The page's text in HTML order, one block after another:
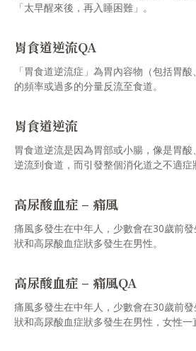
「太早醒來後，再入睡困難」。
胃食道逆流QA
「胃食道逆流症」為胃內容物（包括胃
的頻率或過多的分量反流至食道。
胃食道逆流
胃食道逆流是因為胃部或小腸，像是胃
逆流到食道，而引發整個消化道之不適症
高尿酸血症 – 痛風
痛風多發生在中年人，少數會在30歲前
狀和高尿酸血症狀多發生在男性。
高尿酸血症 – 痛風QA
痛風多發生在中年人，少數會在30歲前
狀和高尿酸血症狀多發生在男性，女性